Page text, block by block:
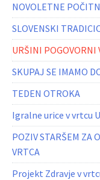
NOVOLETNE
SLOVENSKI
URŠINI POGOVORNI
SKUPAJ SE IMAMO
TEDEN OTROKA
Igralne urice v vrtcu
POZIV STARŠEM ZA
VRTCA
Projekt Zdravje v